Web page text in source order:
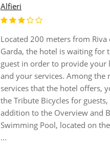
Alfieri
Located 200 meters from Riva
Garda, the hotel is waiting for
guest in order to provide your
and your services. Among the
services that the hotel offers,
the Tribute Bicycles for guests,
addition to the Overview and
Swimming Pool, located on
...